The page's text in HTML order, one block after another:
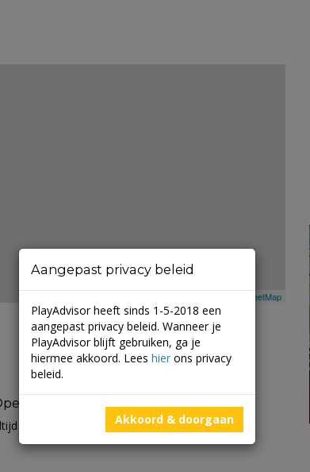
OpenStreetMap
open
Aangepast privacy beleid
PlayAdvisor heeft sinds 1-5-2018 een
aangepast privacy beleid. Wanneer je
PlayAdvisor blijft gebruiken, ga je
hiermee akkoord. Lees hier ons privacy
beleid.
Akkoord & doorgaan